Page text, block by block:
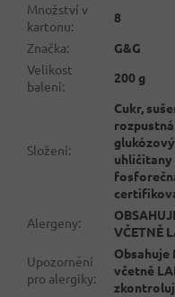
Množství v
kartonu:
8
Značka:
G&G
Velikost
balení:
200 g
Složení:
Cukr,
Alergeny:
VČETNĚ
Upozornění
pro alergiky:
Obsahuje
včetně